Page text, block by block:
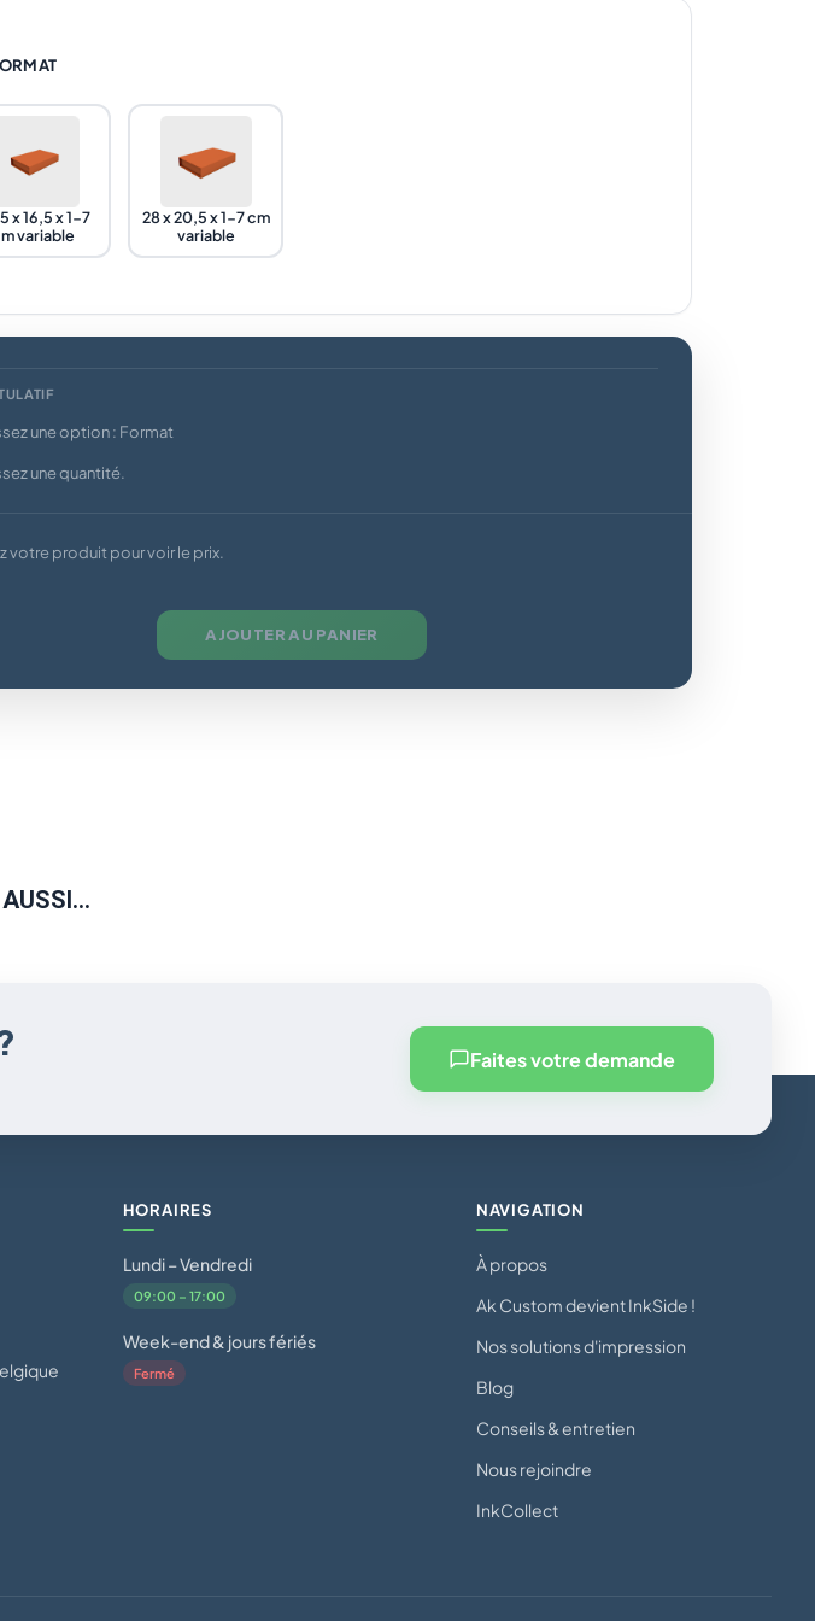
x 16,5 x 1-7
variable
28 x 20,5 x 1-7 cm
variable
une option : Format
une quantité.
votre produit pour voir le prix.
AJOUTER AU PANIER
Faites votre demande
HORAIRES
Lundi – Vendredi
09:00 – 17:00
Week-end & jours fériés
Fermé
NAVIGATION
À propos
Ak Custom devient InkSide !
Nos solutions d'impression
Blog
Conseils & entretien
Nous rejoindre
InkCollect